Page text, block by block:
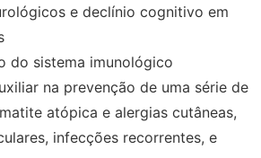
e declínio cognitivo em
do sistema imunológico
na prevenção de uma série de
atópica e alergias cutâneas,
infecções recorrentes, e